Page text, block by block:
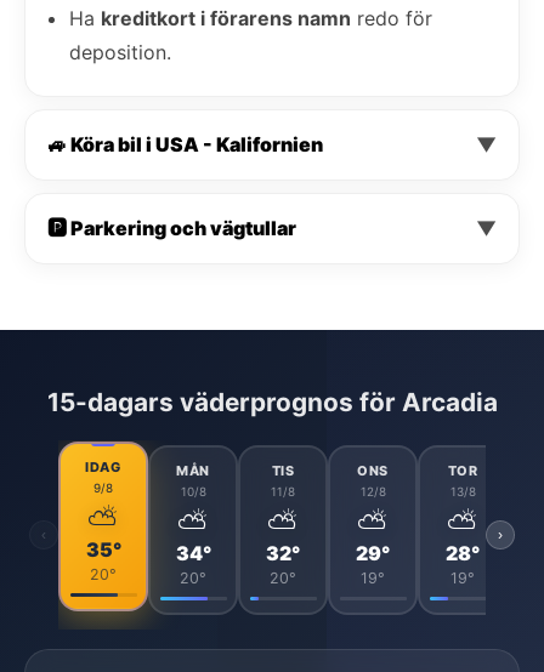
Ha kreditkort i förarens namn redo för
deposition.
🚙 Köra bil i USA - Kalifornien ▼
🅿️ Parkering och vägtullar ▼
15-dagars väderprognos för Arcadia
‹
IDAG
9/8
⛅
35°
20°
MÅN
10/8
⛅
34°
20°
TIS
11/8
⛅
32°
20°
ONS
12/8
⛅
29°
19°
TOR
13/8
⛅
28°
19°
›